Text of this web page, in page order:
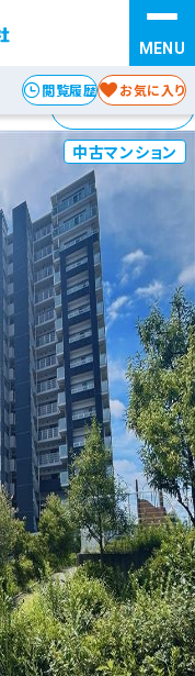
閲覧履歴 お気に入り
中古マンション
線・駅からさがす